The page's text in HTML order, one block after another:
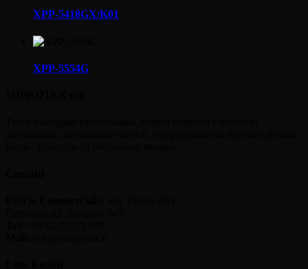
XPP-5418GX/K01
XPP-5554G